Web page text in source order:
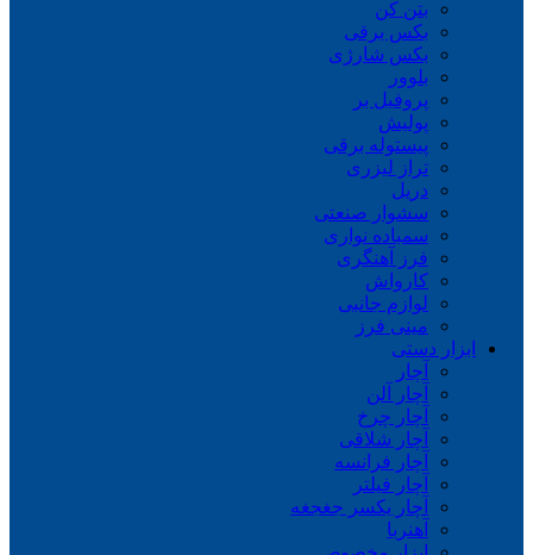
بتن کن
بکس برقی
بکس شارژی
بلوور
پروفیل بر
پولیش
پیستوله برقی
تراز لیزری
دریل
سشوار صنعتی
سمباده نواری
فرز آهنگری
کارواش
لوازم جانبی
مینی فرز
ابزار دستی
آچار
آچار آلن
آچار چرخ
آچار شلاقی
آچار فرانسه
آچار فیلتر
آچار یکسر جغجغه
آهنربا